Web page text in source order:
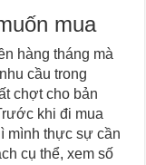
mua
hàng tháng mà
cầu trong
chợt cho bản
khi đi mua
mình thực sự cần
cụ thể, xem số